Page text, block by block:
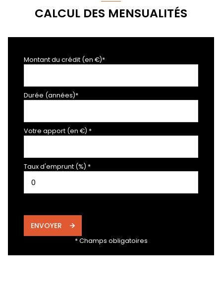
CALCUL DES MENSUALITÉS
Montant du crédit (en €)*
Durée (années)*
Votre apport (en €) *
Taux d'emprunt (%) *
ENVOYER
* Champs obligatoires